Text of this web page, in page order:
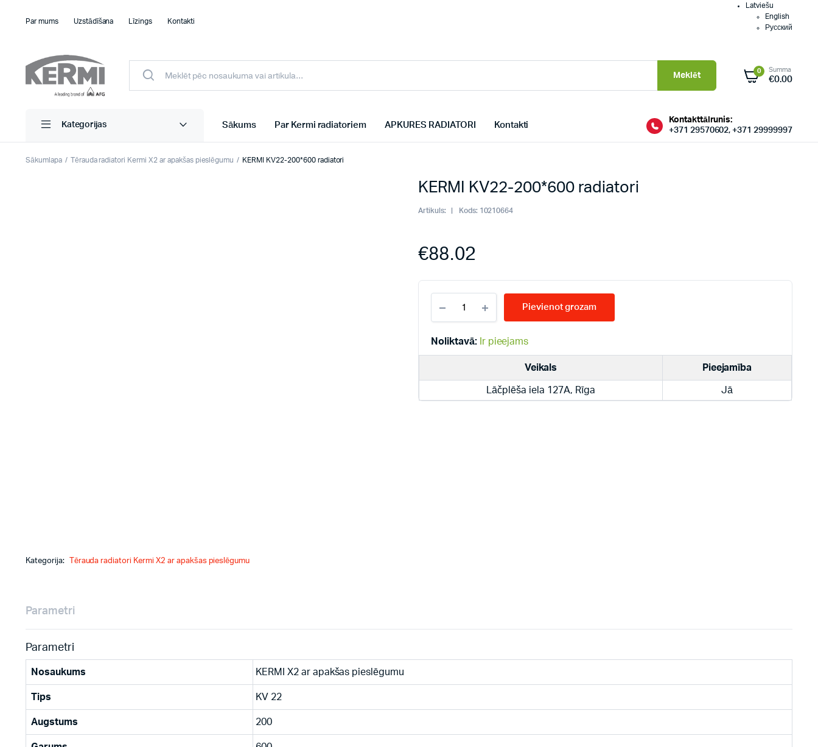
Par mums Uzstādīšana Līzings Kontakti
Latviešu
English
Русский
Meklēt 0 Summa
€0.00
Kategorijas Sākums Par Kermi radiatoriem APKURES RADIATORI Kontakti
Kontakttālrunis:
+371 29570602, +371 29999997
Sākumlapa Tērauda radiatori Kermi X2 ar apakšas pieslēgumu KERMI KV22-200*600 radiatori
KERMI KV22-200*600 radiatori
Artikuls: Kods: 10210664
€88.02
KV22-
200*600
quantity
Pievienot grozam
Noliktavā: Ir pieejams
Veikals Pieejamība
Lāčplēša iela 127A, Rīga Jā
Kategorija: Tērauda radiatori Kermi X2 ar apakšas pieslēgumu
Parametri
Parametri
Nosaukums KERMI X2 ar apakšas pieslēgumu
Tips KV 22
Augstums 200